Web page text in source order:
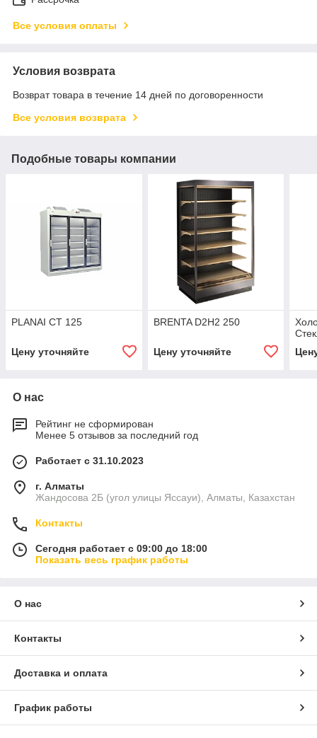
Все условия оплаты
Условия возврата
Возврат товара в течение 14 дней по договоренности
Все условия возврата
Подобные товары компании
PLANAI СТ 125
Цену уточняйте
BRENTA D2H2 250
Цену уточняйте
О нас
Рейтинг не сформирован
Менее 5 отзывов за последний год
Работает с 31.10.2023
г. Алматы
Жандосова 2Б (угол улицы Яссауи), Алматы, Казахстан
Контакты
Сегодня работает с 09:00 до 18:00
Показать весь график работы
О нас
Контакты
Доставка и оплата
График работы